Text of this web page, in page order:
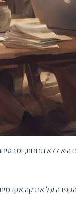
היא ללא תחרות,
הקפדה על אתיקה